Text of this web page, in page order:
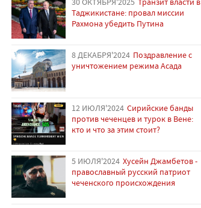
Таджикистане: провал миссии
Рахмона убедить Путина
8 ДЕКАБРЯ'2024 Поздравление с
уничтожением режима Асада
12 ИЮЛЯ'2024 Сирийские банды
против чеченцев и турок в Вене:
кто и что за этим стоит?
5 ИЮЛЯ'2024 Хусейн Джамбетов -
православный русский патриот
чеченского происхождения